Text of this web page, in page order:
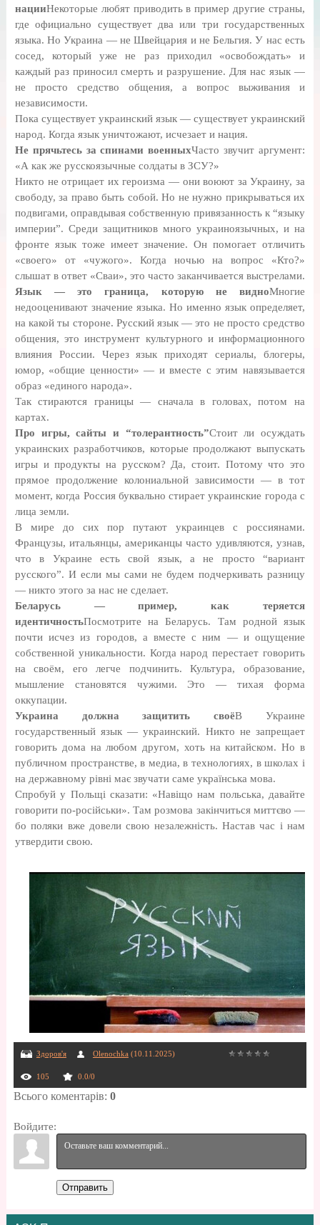
нацииНекоторые любят приводить в пример другие страны,
где официально существует два или три государственных
языка. Но Украина — не Швейцария и не Бельгия. У нас есть
сосед, который уже не раз приходил «освобождать» и
каждый раз приносил смерть и разрушение. Для нас язык —
не просто средство общения, а вопрос выживания и
независимости.
Пока существует украинский язык — существует украинский
народ. Когда язык уничтожают, исчезает и нация.
Не прячьтесь за спинами военныхЧасто звучит аргумент:
«А как же русскоязычные солдаты в ЗСУ?»
Никто не отрицает их героизма — они воюют за Украину, за
свободу, за право быть собой. Но не нужно прикрываться их
подвигами, оправдывая собственную привязанность к “языку
империи”. Среди защитников много украиноязычных, и на
фронте язык тоже имеет значение. Он помогает отличить
«своего» от «чужого». Когда ночью на вопрос «Кто?»
слышат в ответ «Сваи», это часто заканчивается выстрелами.
Язык — это граница, которую не видноМногие
недооценивают значение языка. Но именно язык определяет,
на какой ты стороне. Русский язык — это не просто средство
общения, это инструмент культурного и информационного
влияния России. Через язык приходят сериалы, блогеры,
юмор, «общие ценности» — и вместе с этим навязывается
образ «единого народа».
Так стираются границы — сначала в головах, потом на
картах.
Про игры, сайты и “толерантность”Стоит ли осуждать
украинских разработчиков, которые продолжают выпускать
игры и продукты на русском? Да, стоит. Потому что это
прямое продолжение колониальной зависимости — в тот
момент, когда Россия буквально стирает украинские города с
лица земли.
В мире до сих пор путают украинцев с россиянами.
Французы, итальянцы, американцы часто удивляются, узнав,
что в Украине есть свой язык, а не просто “вариант
русского”. И если мы сами не будем подчеркивать разницу
— никто этого за нас не сделает.
Беларусь — пример, как теряется
идентичностьПосмотрите на Беларусь. Там родной язык
почти исчез из городов, а вместе с ним — и ощущение
собственной уникальности. Когда народ перестает говорить
на своём, его легче подчинить. Культура, образование,
мышление становятся чужими. Это — тихая форма
оккупации.
Украина должна защитить своёВ Украине
государственный язык — украинский. Никто не запрещает
говорить дома на любом другом, хоть на китайском. Но в
публичном пространстве, в медиа, в технологиях, в школах і
на державному рівні має звучати саме українська мова.
Спробуй у Польщі сказати: «Навіщо нам польська, давайте
говорити по-російськи». Там розмова закінчиться миттєво —
бо поляки вже довели свою незалежність. Настав час і нам
утвердити свою.
Здоров'я Olenochka (10.11.2025)
105 0.0/0
Всього коментарів: 0
Войдите:
Отправить